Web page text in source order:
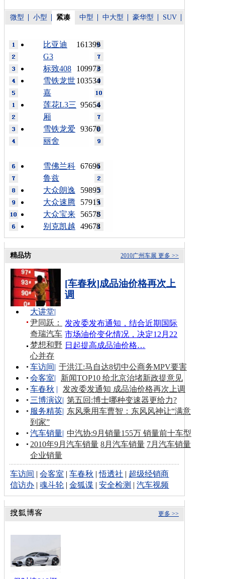
微型 小型 紧凑 中型 中大型 豪华型 SUV
161399
比亚迪
G3
109973
标致408
103534
雪铁龙世
嘉
95654
莲花L3三
厢
93670
雪铁龙爱
丽舍
67696
雪佛兰科
鲁兹
59895
大众朗逸
57915
大众速腾
56578
大众宝来
49678
别克凯越
更多 >>
2010广州车展
精品坊
[车春秋]成品油价格再次上
调
发改委发布通知，结合近期国际
市场油价变化情况，决定12月22
日起提高成品油价格…
大讲堂|
尹同跃：
奇瑞汽车
梦想和野
心并存
车访间| 于洪江:马自达8切中公商务MPV要害
会客室|
新闻TOP10 给北京治堵新政提意见
车春秋 |
发改委发通知 成品油价格再次上调
三博演议| 第五回:博士哪种变速器更给力?
服务精英| 东风乘用车曹智：东风风神让“满意
到家”
汽车销量| 中汽协:9月销量155万 销量前十车型
2010年9月汽车销量 8月汽车销量 7月汽车销量
企业销量
车访间 |会客室 |车春秋 |悟透社 | 超级经销商
信访办 |魂斗轮 |金狐谍 |安全检测 |汽车视频
更多 >>